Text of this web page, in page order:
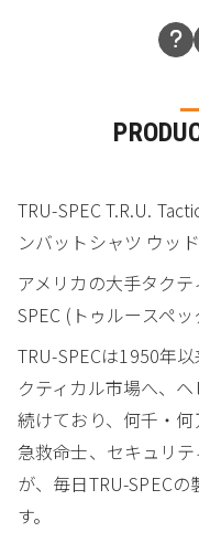
TRU-SPEC T.R.U.
ンバットシャツ ウッ
アメリカの大手タク
SPEC (トゥルースペ
TRU-SPECは1950年
クティカル市場へ、
続けており、何千・
急救命士、セキュリ
が、毎日TRU-SPEC
す。